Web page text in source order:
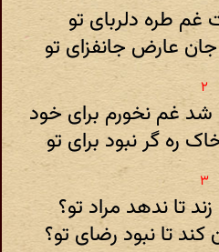
طره دلربای تو
عارض جانفزای تو
غم نخورم برای خود
ره گر نبود برای تو
تا ندهد مراد تو؟
تا نبود رضای تو؟